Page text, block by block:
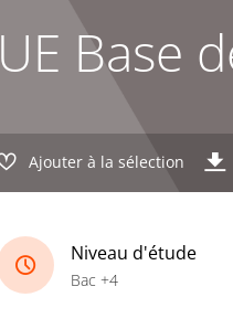
UE Base
Ajouter à la sélection
Niveau d'étude
Bac +4